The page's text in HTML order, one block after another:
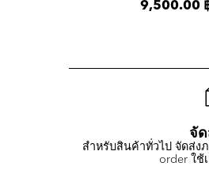
9,500.00
จั
สำหรับสินค้าทั่วไป จัดส่ง
order ใช้